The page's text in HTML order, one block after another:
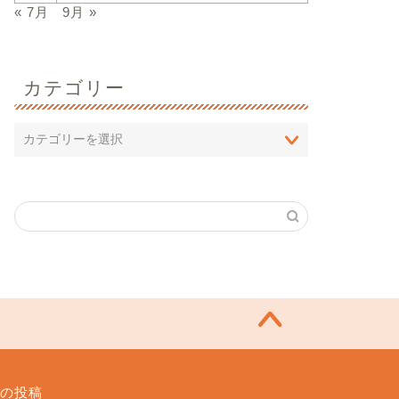
« 7月 9月 »
カテゴリー
投稿